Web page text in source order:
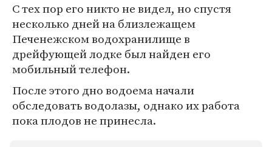
С тех пор его никто не видел, но спустя
несколько дней на близлежащем
Печенежском водохранилище в
дрейфующей лодке был найден его
мобильный телефон.
После этого дно водоема начали
обследовать водолазы, однако их работа
пока плодов не принесла.